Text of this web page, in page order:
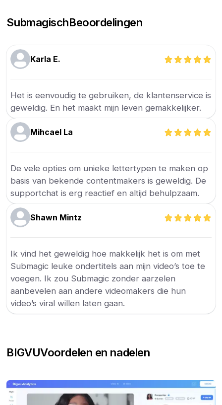
SubmagischBeoordelingen
Karla E.
Het is eenvoudig te gebruiken, de klantenservice is
geweldig. En het maakt mijn leven gemakkelijker.
Mihcael La
De vele opties om unieke lettertypen te maken op
basis van bekende contentmakers is geweldig. De
supportchat is erg reactief en altijd behulpzaam.
Shawn Mintz
Ik vind het geweldig hoe makkelijk het is om met
Submagic leuke ondertitels aan mijn video’s toe te
voegen. Ik zou Submagic zonder aarzelen
aanbevelen aan andere videomakers die hun
video’s viral willen laten gaan.
BIGVUVoordelen en nadelen